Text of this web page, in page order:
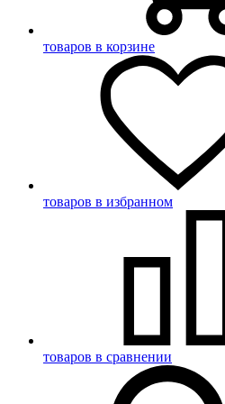
товаров в корзине
товаров в избранном
товаров в сравнении